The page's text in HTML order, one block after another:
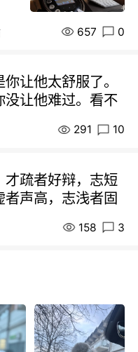
657 0
让他太舒服了。
没让他难过。看不
291 10
才疏者好辩，志短
声高，志浅者固
158 3